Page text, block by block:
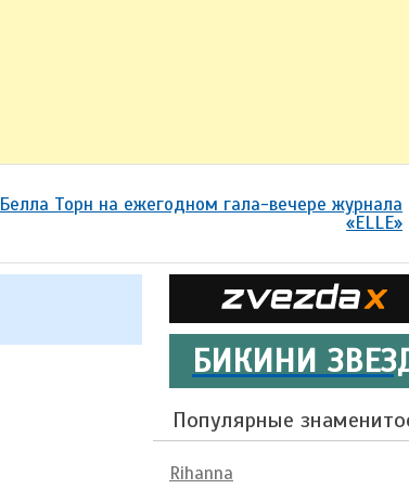
Белла Торн на ежегодном гала-вечере журнала
«ELLE»
БИКИНИ
Популярные
Rihanna